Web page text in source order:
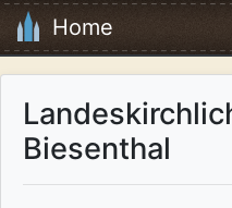
Home
Biesenthal